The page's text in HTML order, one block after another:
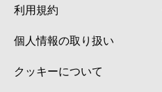
利用規約
個人情報の取り扱い
クッキーについて